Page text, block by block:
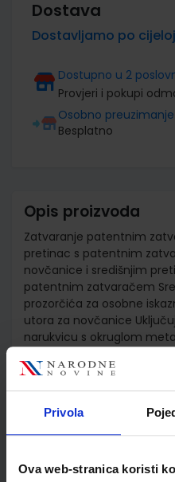
Privola
Ova web-stranica koristi
Dostava
Dostavljamo po
Dostupno u 2
Provjeri i pokupi
Osobno
Besplatno
Opis proizvoda
Zatvaranje patentnim
pretinac s patentnim
novčanice i središnjim
patentnim zatvaračem
prozorčića za osobne
utora za novčanice
narukvicu s okruglom
x 10,7 cm V
Detalji proizvoda
Šifra proizvoda